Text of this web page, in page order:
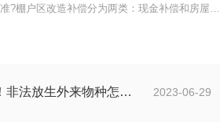
棚户区改造补偿标准?棚户区改造补偿分为两类：现金补偿和房屋置换。
2023-06-29
全球微资讯！非法放生外来物种怎么判？放生归哪个部门管？